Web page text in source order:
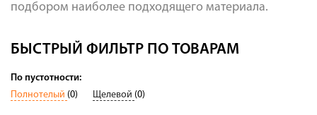
подбором наиболее подходящего материала.
БЫСТРЫЙ ФИЛЬТР ПО ТОВАРАМ
По пустотности:
Полнотелый (0) Щелевой (0)